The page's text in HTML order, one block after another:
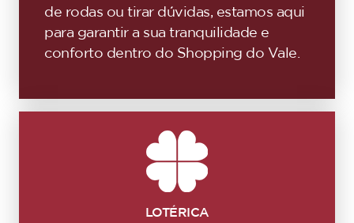
de rodas ou tirar dúvidas, estamos aqui
para garantir a sua tranquilidade e
conforto dentro do Shopping do Vale.
LOTÉRICA